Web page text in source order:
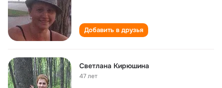
Добавить в друзья
Светлана Кирюшина
47 лет